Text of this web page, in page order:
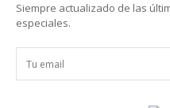
Siempre actualizado de las
especiales.